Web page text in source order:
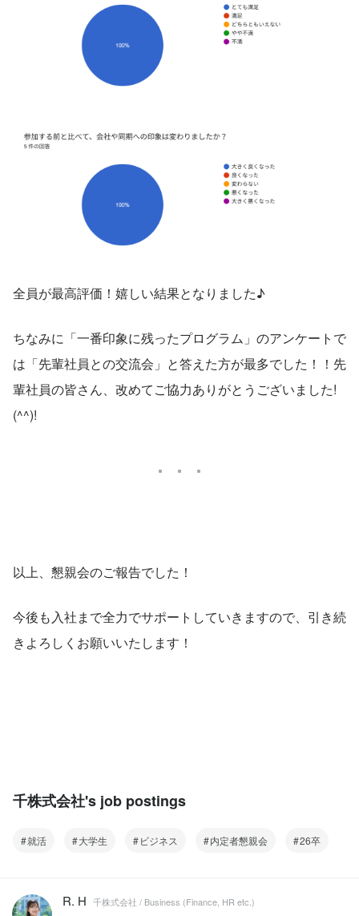
全員が最高評価！嬉しい結果となりました♪
ちなみに「一番印象に残ったプログラム」のアンケートで
は「先輩社員との交流会」と答えた方が最多でした！！先
輩社員の皆さん、改めてご協力ありがとうございました!
(^^)!
以上、懇親会のご報告でした！
今後も入社まで全力でサポートしていきますので、引き続
きよろしくお願いいたします！
千株式会社's job postings
就活 大学生 ビジネス 内定者懇親会 26卒
R. H 千株式会社 / Business (Finance, HR etc.)